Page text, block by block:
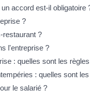
accord est-il obligatoire
?
restaurant ?
l'entreprise ?
: quelles sont les
: quelles sont
le salarié ?